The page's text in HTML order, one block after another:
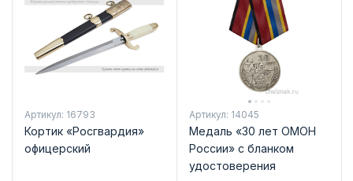
Артикул: 16793
Кортик «Росгвардия»
офицерский
Артикул: 14045
Медаль «30 лет ОМОН
России» с бланком
удостоверения